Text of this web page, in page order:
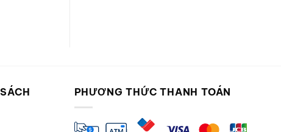
PHƯƠNG THỨC THANH TOÁN